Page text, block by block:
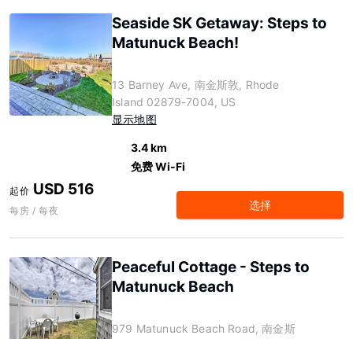
Seaside SK Getaway: Steps to
Matunuck Beach!
13 Barney Ave, 南金斯敦, Rhode
Island 02879-7004, US
显示地图
3.4 km
免费 Wi-Fi
起价 USD 516
每房 / 每夜 选择
Peaceful Cottage - Steps to
Matunuck Beach
979 Matunuck Beach Road, 南金斯